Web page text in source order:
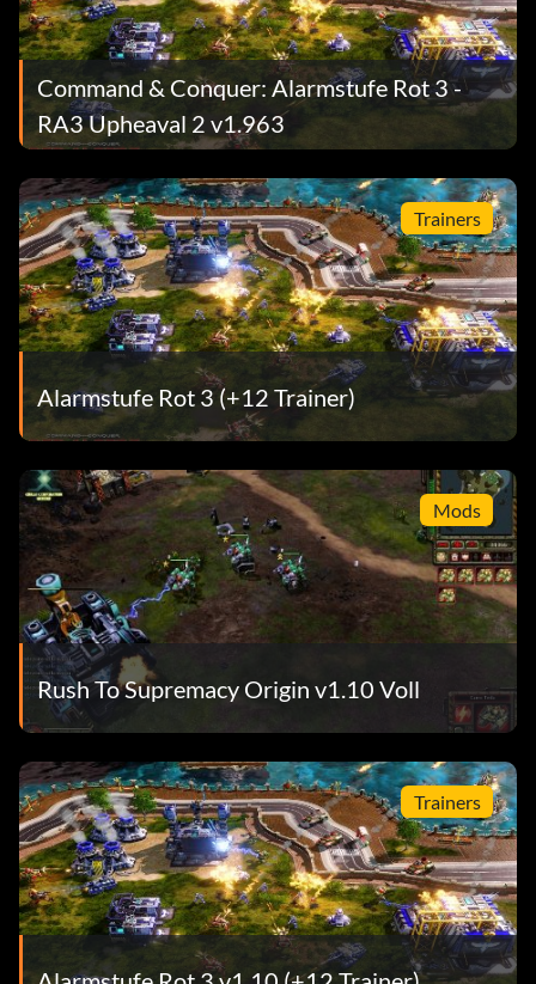
Command & Conquer: Alarmstufe Rot 3 -
RA3 Upheaval 2 v1.963
Trainers
Alarmstufe Rot 3 (+12 Trainer)
Mods
Rush To Supremacy Origin v1.10 Voll
Trainers